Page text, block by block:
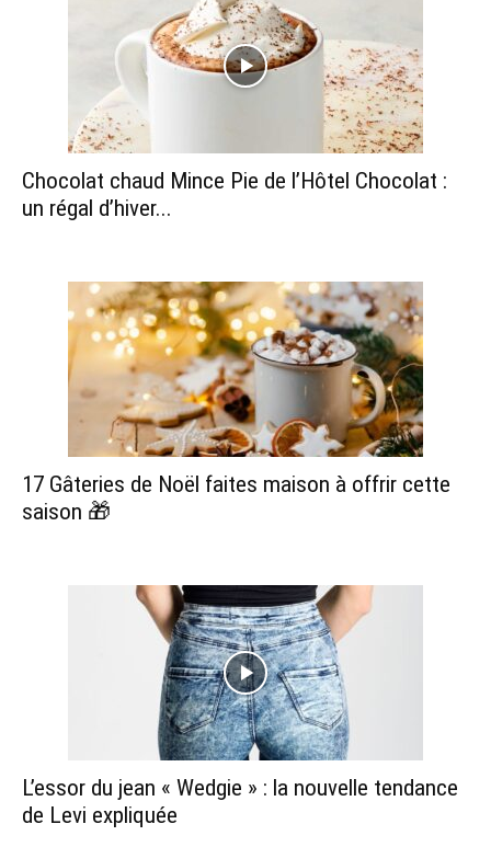
Chocolat chaud Mince Pie de l’Hôtel Chocolat :
un régal d’hiver...
17 Gâteries de Noël faites maison à offrir cette
saison 🎁
L’essor du jean « Wedgie » : la nouvelle tendance
de Levi expliquée